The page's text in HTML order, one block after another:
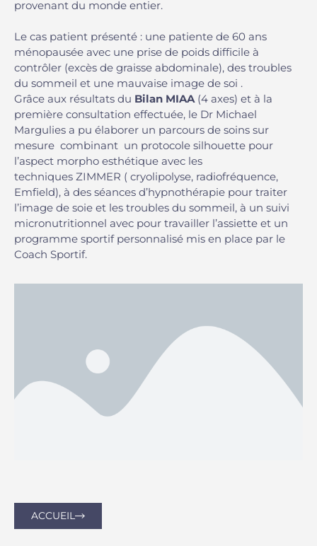
provenant du monde entier.
Le cas patient présenté : une patiente de 60 ans
ménopausée avec une prise de poids difficile à
contrôler (excès de graisse abdominale), des troubles
du sommeil et une mauvaise image de soi .
Grâce aux résultats du Bilan MIAA(4 axes) et à la
première consultation effectuée, le Dr Michael
Margulies a pu élaborer un parcours de soins sur
mesure combinant un protocole silhouette pour
l’aspect morpho esthétique avec les
techniques ZIMMER ( cryolipolyse, radiofréquence,
Emfield), à des séances d’hypnothérapie pour traiter
l’image de soie et les troubles du sommeil, à un suivi
micronutritionnel avec pour travailler l’assiette et un
programme sportif personnalisé mis en place par le
Coach Sportif.
ACCUEIL